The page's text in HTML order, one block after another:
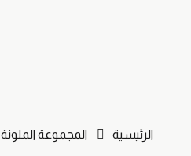
الرئيسية المجموعة الملونة